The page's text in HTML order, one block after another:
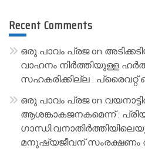
Recent Comments
ഒരു പാവം പ്രജon
വാഹനം നിർത്തിയുള്ള
സഹകരിക്കില്ല : പ്രൈവറ്റ്
ഒരു പാവം പ്രജon
ആശങ്കാകജനകമെന്ന് :
മനുഷ്യജീവന് സംരക്ഷണം